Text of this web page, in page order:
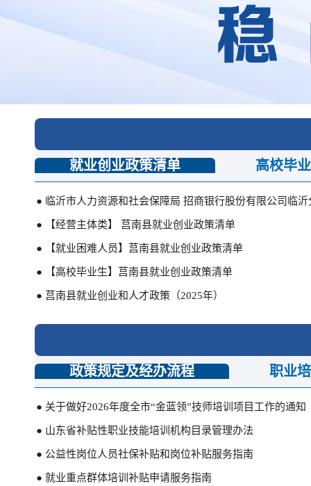
中介超市
莒南概况
镇街园区
全景莒南
就业创业政策清单 高校毕
● 临沂市人力资源和社会保障局 招商银行股份有限公司临
● 【经营主体类】 莒南县就业创业政策清单
● 【就业困难人员】莒南县就业创业政策清单
● 【高校毕业生】莒南县就业创业政策清单
● 莒南县就业创业和人才政策（2025年）
● 【高校毕业生】莒南县就业创业政策清单
● 【经营主体】莒南县就业创业政策清单
● 【就业困难人员】莒南县就业创业政策清单
● 山东省创业带动就业扶持资金管理办法（草案）
● 关于开展就业政策集中落实专项行动的通知
政策规定及经办流程 职业
● 关于做好2026年度全市“金蓝领”技师培训项目工作的通知
● 山东省补贴性职业技能培训机构目录管理办法
● 公益性岗位人员社保补贴和岗位补贴服务指南
● 就业重点群体培训补贴申请服务指南